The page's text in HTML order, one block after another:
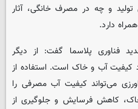
و چه در مصرف خانگی، آثار
دارد.
فناوری پلاسما گفت: از دیگر
کیفیت آب و خاک است. استفاده از
می‌تواند کیفیت آب مصرفی را
کاهش فرسایش و جلوگیری از